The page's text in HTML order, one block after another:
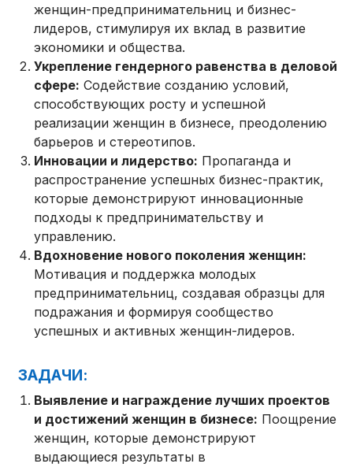
женщин-предпринимательниц и бизнес-
лидеров, стимулируя их вклад в развитие
экономики и общества.
Укрепление гендерного равенства в деловой
сфере: Содействие созданию условий,
способствующих росту и успешной
реализации женщин в бизнесе, преодолению
барьеров и стереотипов.
Инновации и лидерство: Пропаганда и
распространение успешных бизнес-практик,
которые демонстрируют инновационные
подходы к предпринимательству и
управлению.
Вдохновение нового поколения женщин:
Мотивация и поддержка молодых
предпринимательниц, создавая образцы для
подражания и формируя сообщество
успешных и активных женщин-лидеров.
ЗАДАЧИ:
Выявление и награждение лучших проектов
и достижений женщин в бизнесе: Поощрение
женщин, которые демонстрируют
выдающиеся результаты в